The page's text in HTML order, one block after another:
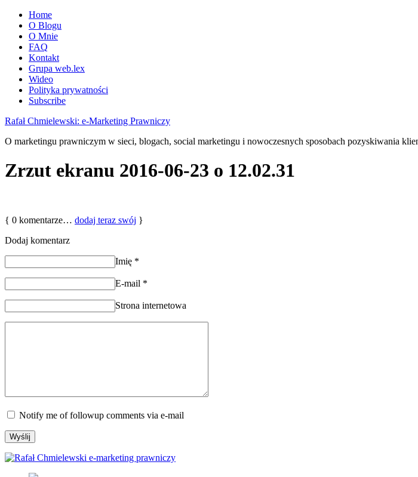
Home
O Blogu
O Mnie
FAQ
Kontakt
Grupa web.lex
Wideo
Polityka prywatności
Subscribe
Rafał Chmielewski: e-Marketing Prawniczy
O marketingu prawniczym w sieci, blogach, social marketingu i nowoczesnych sposobach pozyskiwania
Zrzut ekranu 2016-06-23 o 12.02.31
{ 0 komentarze… dodaj teraz swój }
Dodaj komentarz
Imię *
E-mail *
Strona internetowa
Notify me of followup comments via e-mail